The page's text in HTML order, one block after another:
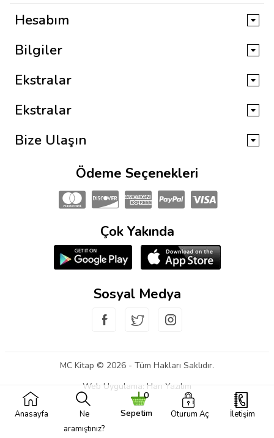
Anasayfa
Ne
aramıştınız?
Sepetim
0
Oturum Aç İletişim
Hesabım
Bilgiler
Ekstralar
Ekstralar
Bize Ulaşın
Ödeme Seçenekleri
Çok Yakında
Sosyal Medya
MC Kitap © 2026 - Tüm Hakları Saklıdır.
Web Uygulama: Han Yazılım